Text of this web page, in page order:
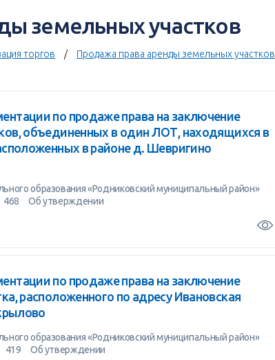
земельных участков
торгов Продажа права аренды земельных участков
по продаже права на заключение
объединенных в один ЛОТ, находящихся в
в районе д. Шевригино
образования «Родниковский муниципальный район»
Об утверждении
по продаже права на заключение
расположенного по адресу Ивановская
образования «Родниковский муниципальный район»
Об утверждении